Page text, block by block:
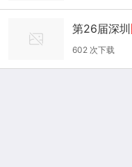
第26届深圳
602 次下载